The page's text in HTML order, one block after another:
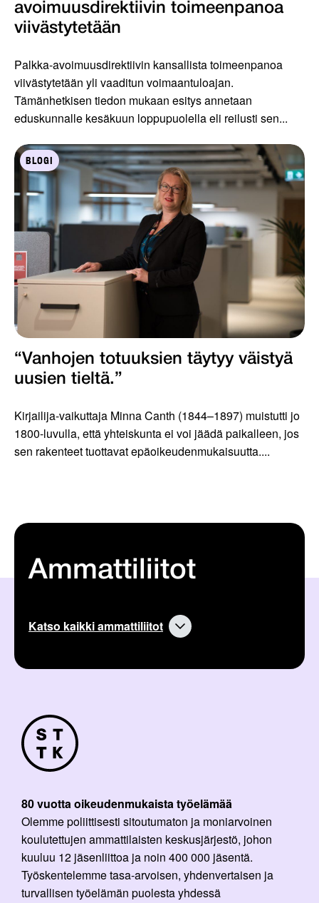
avoimuusdirektiivin toimeenpanoa
viivästytetään
Palkka-avoimuusdirektiivin kansallista toimeenpanoa
viivästytetään yli vaaditun voimaantuloajan.
Tämänhetkisen tiedon mukaan esitys annetaan
eduskunnalle kesäkuun loppupuolella eli reilusti sen...
BLOGI
“Vanhojen totuuksien täytyy väistyä
uusien tieltä.”
Kirjailija-vaikuttaja Minna Canth (1844–1897) muistutti jo
1800-luvulla, että yhteiskunta ei voi jäädä paikalleen, jos
sen rakenteet tuottavat epäoikeudenmukaisuutta....
Ammattiliitot
Katso kaikki ammattiliitot
80 vuotta oikeudenmukaista työelämää
Olemme poliittisesti sitoutumaton ja moniarvoinen
koulutettujen ammattilaisten keskusjärjestö, johon
kuuluu 12 jäsenliittoa ja noin 400 000 jäsentä.
Työskentelemme tasa-arvoisen, yhdenvertaisen ja
turvallisen työelämän puolesta yhdessä